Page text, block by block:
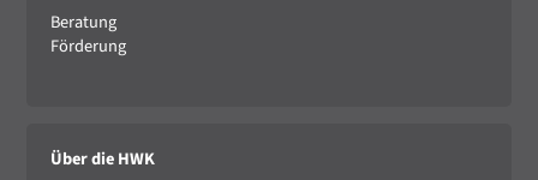
Beratung
Förderung
Über die HWK